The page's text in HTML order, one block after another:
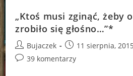
„Ktoś musi zginąć, żeby
zrobiło się głośno…”*
Post
author:
Bujaczek
Post
published:
11 sierpnia,
Post39 komentarzy